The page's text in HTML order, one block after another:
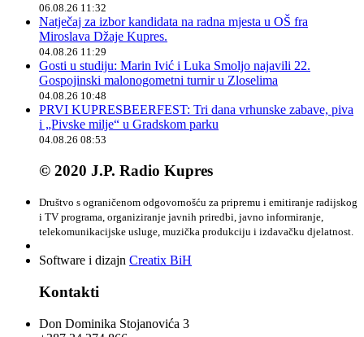
06.08.26 11:32
Natječaj za izbor kandidata na radna mjesta u OŠ fra
Miroslava Džaje Kupres.
04.08.26 11:29
Gosti u studiju: Marin Ivić i Luka Smoljo najavili 22.
Gospojinski malonogometni turnir u Zloselima
04.08.26 10:48
PRVI KUPRESBEERFEST: Tri dana vrhunske zabave, piva
i „Pivske milje“ u Gradskom parku
04.08.26 08:53
© 2020 J.P. Radio Kupres
Društvo s ograničenom odgovornošću za pripremu i emitiranje radijskog
i TV programa, organiziranje javnih priredbi, javno informiranje,
telekomunikacijske usluge, muzička produkciju i izdavačku djelatnost.
Software i dizajn Creatix BiH
Kontakti
Don Dominika Stojanovića 3